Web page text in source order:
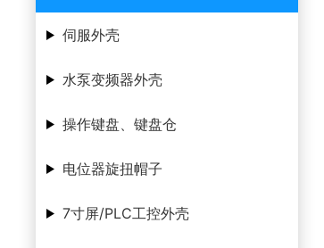
伺服外壳
水泵变频器外壳
操作键盘、键盘仓
电位器旋扭帽子
7寸屏/PLC工控外壳